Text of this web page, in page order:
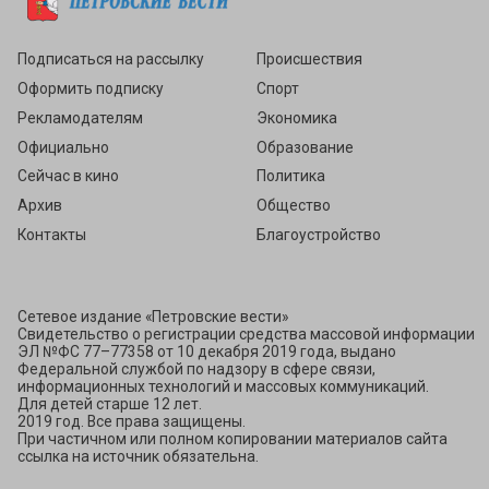
Подписаться на рассылку
Оформить подписку
Рекламодателям
Официально
Сейчас в кино
Архив
Контакты
Происшествия
Спорт
Экономика
Образование
Политика
Общество
Благоустройство
Сетевое издание «Петровские вести»
Свидетельство о регистрации средства массовой информации
ЭЛ №ФС 77–77358 от 10 декабря 2019 года, выдано
Федеральной службой по надзору в сфере связи,
информационных технологий и массовых коммуникаций.
Для детей старше 12 лет.
2019 год. Все права защищены.
При частичном или полном копировании материалов сайта
ссылка на источник обязательна.
Подписаться